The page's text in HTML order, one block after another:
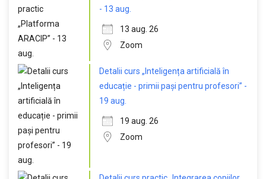
- 13 aug.
13 aug. 26
Zoom
Detalii curs „Inteligența artificială în
educație - primii pași pentru profesori” -
19 aug.
19 aug. 26
Zoom